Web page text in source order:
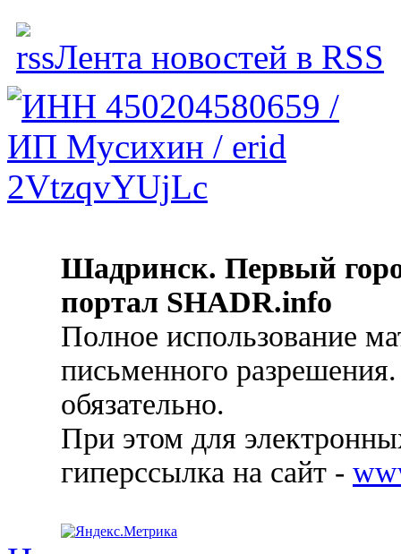
Лента новостей в RSS
Шадринск. Первый
портал SHADR.info
Полное использование
письменного
обязательно.
При этом для
гиперссылка на сайт -